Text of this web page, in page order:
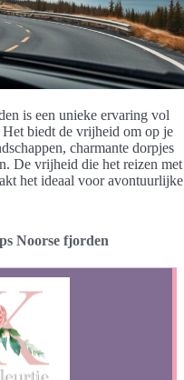
is een unieke ervaring vol
biedt de vrijheid om op je
charmante dorpjes
De vrijheid die het reizen met
het ideaal voor avontuurlijke
Noorse fjorden